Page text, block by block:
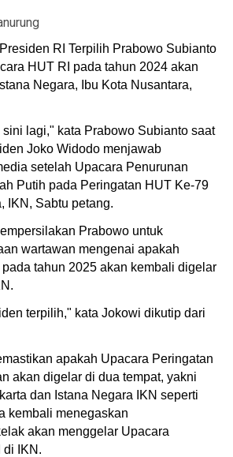
RI Terpilih Prabowo Subianto
HUT RI pada tahun 2024 akan
Negara, Ibu Kota Nusantara,
lagi," kata Prabowo Subianto saat
Joko Widodo menjawab
setelah Upacara Penurunan
Putih pada Peringatan HUT Ke-79
IKN, Sabtu petang.
Prabowo untuk
wartawan mengenai apakah
tahun 2025 akan kembali digelar
terpilih," kata Jokowi dikutip dari
apakah Upacara Peringatan
akan digelar di dua tempat, yakni
dan Istana Negara IKN seperti
kembali menegaskan
akan menggelar Upacara
di IKN.